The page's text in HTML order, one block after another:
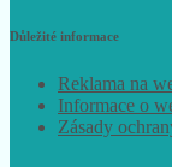
Důležité informace
Reklama na
Informace o
Zásady